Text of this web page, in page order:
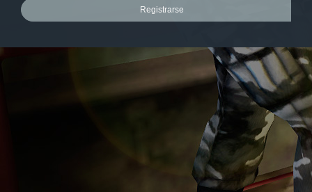
Registrarse